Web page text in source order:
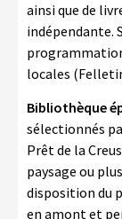
ainsi que de
indépendante.
locales
Bibliothèque
sélectionnés
Prêt de la
paysage ou
disposition du
en amont et